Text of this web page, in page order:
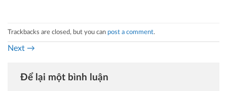
Trackbacks are closed, but you can post a comment.
Next →
Để lại một bình luận